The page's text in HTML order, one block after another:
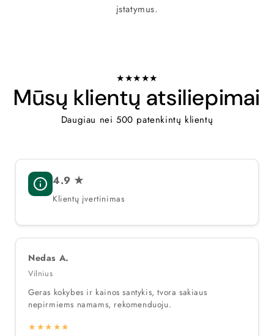
įstatymus.
★★★★★
Mūsų klientų atsiliepimai
Daugiau nei 500 patenkintų klientų
4.9 ★
Klientų įvertinimas
Nedas A.
Vilnius
Geras kokybes ir kainos santykis, tvora sakiaus
nepirmiems namams, rekomenduoju.
★★★★★